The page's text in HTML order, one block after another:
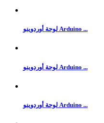
لوحة أوردوينو Arduino ...
لوحة أوردوينو Arduino ...
لوحة أوردوينو Arduino ...